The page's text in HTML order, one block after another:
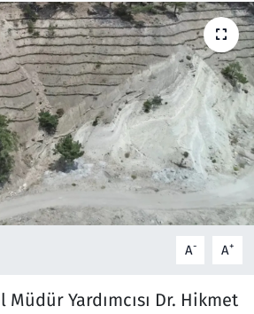
A- A+
Müdür Yardımcısı Dr. Hikmet